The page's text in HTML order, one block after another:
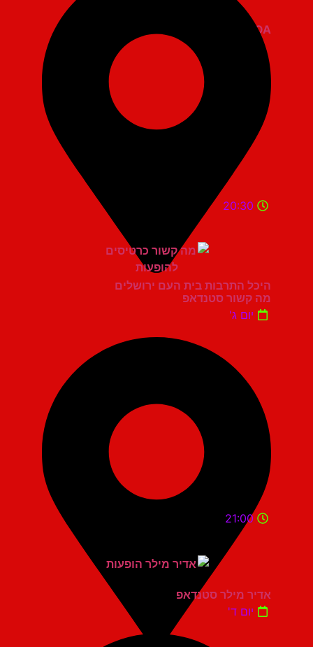
היכל התרבות בית העם ירושלים
20:30
מה קשור סטנדאפ
יום ג'
21:00
אדיר מילר סטנדאפ
יום ד'